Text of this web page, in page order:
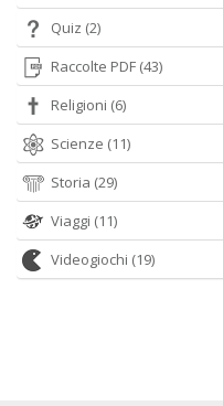
Quiz (2)
Raccolte PDF (43)
Religioni (6)
Scienze (11)
Storia (29)
Viaggi (11)
Videogiochi (19)